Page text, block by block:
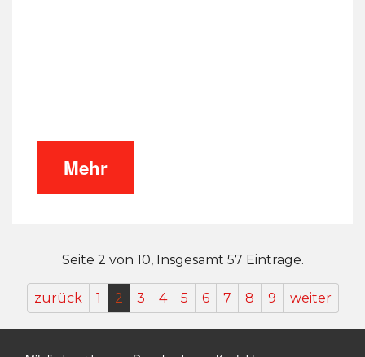
Mehr
Seite 2 von 10, Insgesamt 57 Einträge.
zurück 1 2 3 4 5 6 7 8 9 weiter